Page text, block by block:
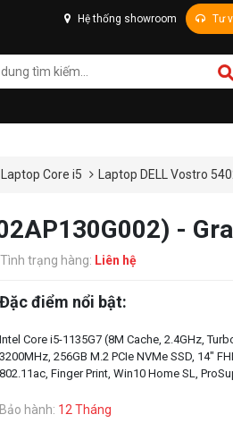
Hệ thống showroom Tư
Laptop Core i5 Laptop DELL Vostro
-
Tình trạng hàng: Liên hệ
Đặc điểm nổi bật:
Intel Core i5-1135G7 (8M Cache, 2.4GHz,
3200MHz, 256GB M.2 PCIe NVMe SSD, 14"
Bảo hành: 12 Tháng